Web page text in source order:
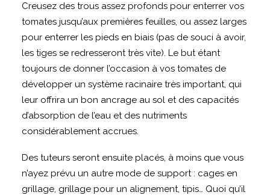
Creusez des trous assez profonds pour enterrer vos
tomates jusqu’aux premières feuilles, ou assez larges
pour enterrer les pieds en biais (pas de souci à avoir,
les tiges se redresseront très vite). Le but étant
toujours de donner l’occasion à vos tomates de
développer un système racinaire très important, qui
leur offrira un bon ancrage au sol et des capacités
d’absorption de l’eau et des nutriments
considérablement accrues.
Des tuteurs seront ensuite placés, à moins que vous
n’ayez prévu un autre mode de support : cages en
grillage, grillage pour un alignement, tipis… Quoi qu’il